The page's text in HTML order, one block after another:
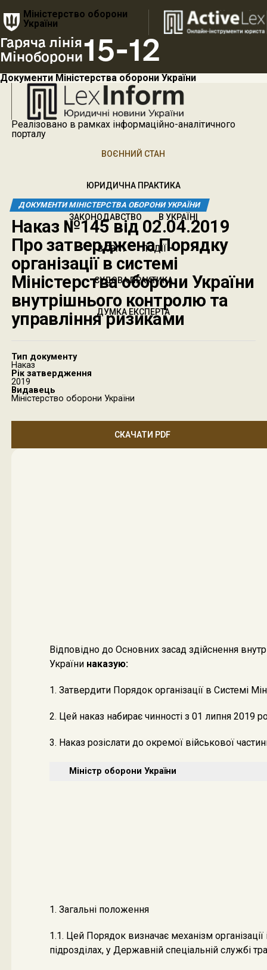
Міністерство оборони
України
Гаряча лінія
Міноборони15-12
Документи Міністерства оборони України
Реалізовано в рамках інформаційно-аналітичного
порталу
ВОЄННИЙ СТАН
ЮРИДИЧНА ПРАКТИКА
ЗАКОНОДАВСТВО В УКРАЇНІ
В СВІТІ ПОДІЇ
СУДОВА ПРАКТИКА
ДУМКА ЕКСПЕРТА
ДОКУМЕНТИ МІНІСТЕРСТВА ОБОРОНИ УКРАЇНИ
Наказ №145 від 02.04.2019
Про затверджена Порядку
організації в системі
Міністерства оборони України
внутрішнього контролю та
управління ризиками
Тип документу
Наказ
Рік затвердження
2019
Видавець
Міністерство оборони України
СКАЧАТИ PDF
Відповідно до Основних засад здійснення
України наказую:
1. Затвердити Порядок організації в Системі
2. Цей наказ набирає чинності з 01 липня 2019
3. Наказ розіслати до окремої військової
Міністр оборони України
1. Загальні положення
1.1. Цей Порядок визначає механізм
підрозділах, у Державній спеціальній службі